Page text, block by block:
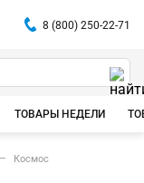
8 (800) 250-22-71
ТОВАРЫ НЕДЕЛИ
Космос